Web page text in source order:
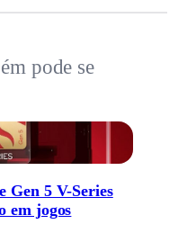
pode se
Gen 5 V-Series
em jogos